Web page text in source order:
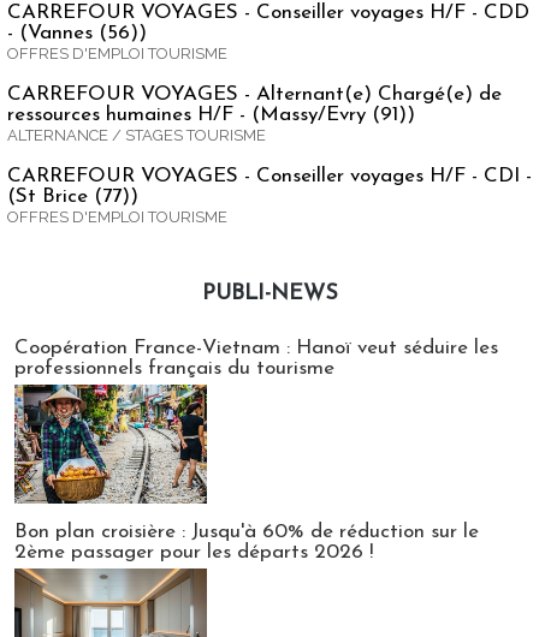
CARREFOUR VOYAGES - Conseiller voyages H/F - CDD
- (Vannes (56))
OFFRES D'EMPLOI TOURISME
CARREFOUR VOYAGES - Alternant(e) Chargé(e) de
ressources humaines H/F - (Massy/Evry (91))
ALTERNANCE / STAGES TOURISME
CARREFOUR VOYAGES - Conseiller voyages H/F - CDI -
(St Brice (77))
OFFRES D'EMPLOI TOURISME
PUBLI-NEWS
Coopération France-Vietnam : Hanoï veut séduire les
professionnels français du tourisme
Bon plan croisière : Jusqu'à 60% de réduction sur le
2ème passager pour les départs 2026 !